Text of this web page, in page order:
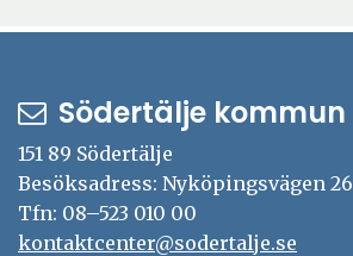
Södertälje kommun
151 89 Södertälje
Besöksadress: Nyköpingsvägen 26
Tfn: 08–523 010 00
kontaktcenter@sodertalje.se